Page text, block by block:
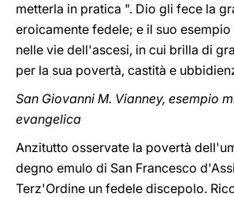
metterla in pratica ". Dio gli fece la
eroicamente fedele; e il suo
nelle vie dell'ascesi, in cui brilla di
per la sua povertà, castità e
San Giovanni M. Vianney, esempio
evangelica
Anzitutto osservate la povertà
degno emulo di San Francesco
Terz'Ordine un fedele discepolo.